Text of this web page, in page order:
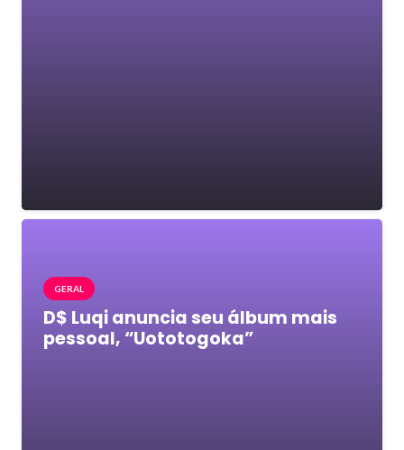
GERAL
D$ Luqi anuncia seu álbum mais
pessoal, “Uototogoka”